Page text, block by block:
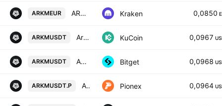
ARKMEUR ARKM / Euro Kraken 0,0850
ARKMUSDT Arkham / Tether KuCoin 0,0967
ARKMUSDT ARKMUSDT SPOT Bitget 0,0968
ARKMUSDT.P ARKM USDT PERPETUAL Pionex 0,0964